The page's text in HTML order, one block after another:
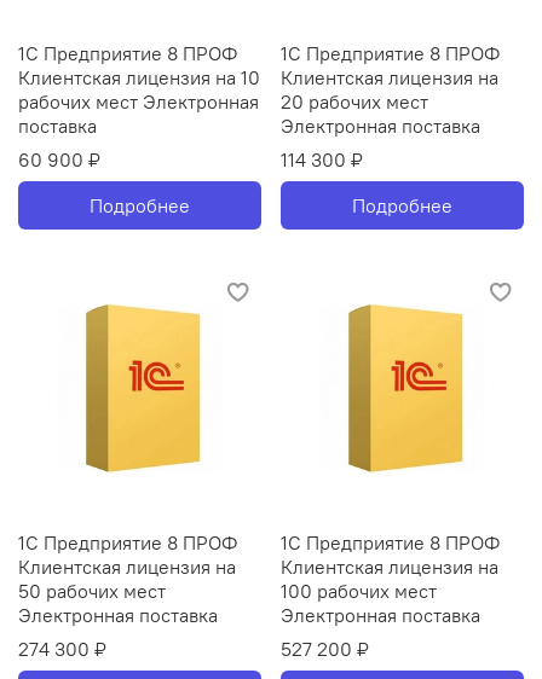
1С Предприятие 8 ПРОФ
Клиентская лицензия на 10
рабочих мест Электронная
поставка
60 900 ₽
Подробнее
1С Предприятие 8 ПРОФ
Клиентская лицензия на
20 рабочих мест
Электронная поставка
114 300 ₽
Подробнее
1С Предприятие 8 ПРОФ
Клиентская лицензия на
50 рабочих мест
Электронная поставка
274 300 ₽
1С Предприятие 8 ПРОФ
Клиентская лицензия на
100 рабочих мест
Электронная поставка
527 200 ₽